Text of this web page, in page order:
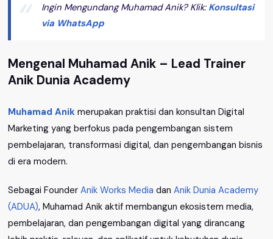
Ingin Mengundang Muhamad Anik? Klik: Konsultasi
via WhatsApp
Mengenal Muhamad Anik – Lead Trainer
Anik Dunia Academy
Muhamad Anik merupakan praktisi dan konsultan Digital
Marketing yang berfokus pada pengembangan sistem
pembelajaran, transformasi digital, dan pengembangan bisnis
di era modern.
Sebagai FounderAnik Works Media danAnik Dunia Academy
(ADUA), Muhamad Anik aktif membangun ekosistem media,
pembelajaran, dan pengembangan digital yang dirancang